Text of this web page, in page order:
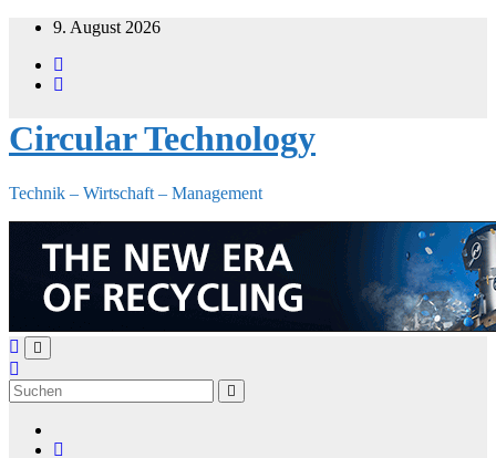
Zum
springen
9. August 2026
Circular Technology
Technik – Wirtschaft – Management